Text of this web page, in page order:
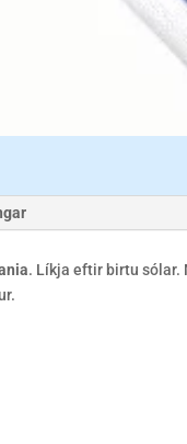
. Líkja eftir birtu sólar.